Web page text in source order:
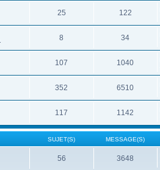
25 122
8 34
107 1040
352 6510
117 1142
SUJET(S) MESSAGE(S)
56 3648